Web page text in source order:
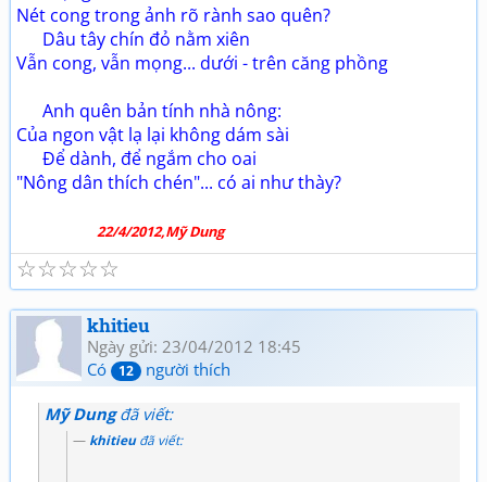
Nét cong trong ảnh rõ rành sao quên?
Dâu tây chín đỏ nằm xiên
Vẫn cong, vẫn mọng... dưới - trên căng phồng
Anh quên bản tính nhà nông:
Của ngon vật lạ lại không dám sài
Để dành, để ngắm cho oai
"Nông dân thích chén"... có ai như thày?
22/4/2012,Mỹ Dung
☆
☆
☆
☆
☆
khitieu
Ngày gửi: 23/04/2012 18:45
Có
12 người thích
Mỹ Dungđã viết:
khitieuđã viết: